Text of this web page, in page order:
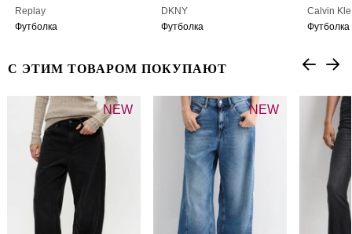
Replay
Футболка
DKNY
Футболка
Calvin
Футболка
С ЭТИМ ТОВАРОМ ПОКУПАЮТ
NEW NEW